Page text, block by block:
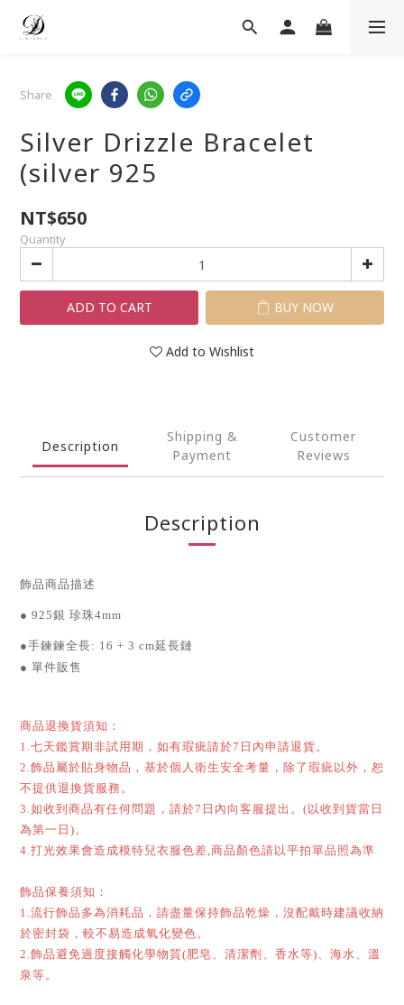
Share
Silver Drizzle Bracelet
(silver 925
NT$650
Quantity
ADD TO CART BUY NOW
Add to Wishlist
Description
Shipping &
Payment
Customer
Reviews
Description
飾品商品描述
● 925銀 珍珠4mm
●手鍊鍊全長: 16 + 3 cm延長鏈
● 單件販售
商品退換貨須知：
1.七天鑑賞期非試用期，如有瑕疵請於7 日內申請退貨。
2.飾品屬於貼身物品，基於個人衛生安全考量，除了瑕疵以外，恕
不提供退換貨服務。
3.如收到商品有任何問題，請於7 日內向客服提出。 (以收到貨當日
為第一日 )。
4.打光效果會造成模特兒衣服色差,商品顏色請以平拍單品照為準
飾品保養須知：
1.流行飾品多為消耗品，請盡量保持飾品乾燥，沒配戴時建議收納
於密封袋，較不易造成氧化變色。
2.飾品避免過度接觸化學物質(肥皂、清潔劑、香水等)、海水、溫
泉等。